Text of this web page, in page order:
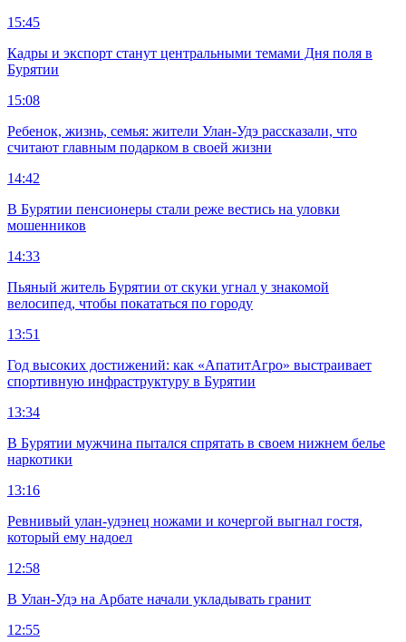
15:45
Кадры и экспорт станут центральными темами Дня поля в
Бурятии
15:08
Ребенок, жизнь, семья: жители Улан-Удэ рассказали, что
считают главным подарком в своей жизни
14:42
В Бурятии пенсионеры стали реже вестись на уловки
мошенников
14:33
Пьяный житель Бурятии от скуки угнал у знакомой
велосипед, чтобы покататься по городу
13:51
Год высоких достижений: как «АпатитАгро» выстраивает
спортивную инфраструктуру в Бурятии
13:34
В Бурятии мужчина пытался спрятать в своем нижнем белье
наркотики
13:16
Ревнивый улан-удэнец ножами и кочергой выгнал гостя,
который ему надоел
12:58
В Улан-Удэ на Арбате начали укладывать гранит
12:55